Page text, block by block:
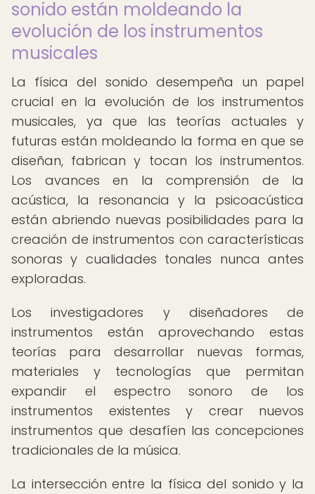
sonido están moldeando la
evolución de los instrumentos
musicales
La física del sonido desempeña un papel
crucial en la evolución de los instrumentos
musicales, ya que las teorías actuales y
futuras están moldeando la forma en que se
diseñan, fabrican y tocan los instrumentos.
Los avances en la comprensión de la
acústica, la resonancia y la psicoacústica
están abriendo nuevas posibilidades para la
creación de instrumentos con características
sonoras y cualidades tonales nunca antes
exploradas.
Los investigadores y diseñadores de
instrumentos están aprovechando estas
teorías para desarrollar nuevas formas,
materiales y tecnologías que permitan
expandir el espectro sonoro de los
instrumentos existentes y crear nuevos
instrumentos que desafíen las concepciones
tradicionales de la música.
La intersección entre la física del sonido y la